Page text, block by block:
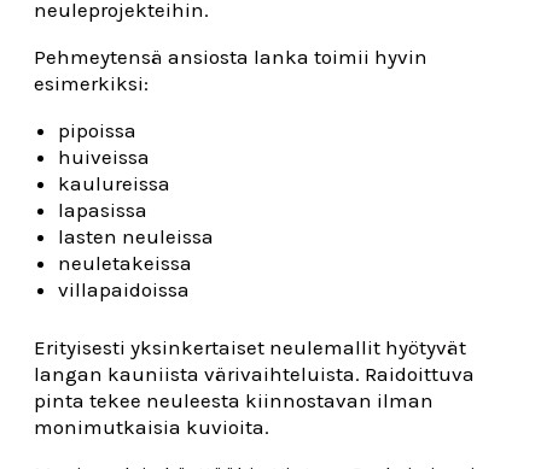
neuleprojekteihin.
Pehmeytensä ansiosta lanka toimii hyvin
esimerkiksi:
pipoissa
huiveissa
kaulureissa
lapasissa
lasten neuleissa
neuletakeissa
villapaidoissa
Erityisesti yksinkertaiset neulemallit hyötyvät
langan kauniista värivaihteluista. Raidoittuva
pinta tekee neuleesta kiinnostavan ilman
monimutkaisia kuvioita.